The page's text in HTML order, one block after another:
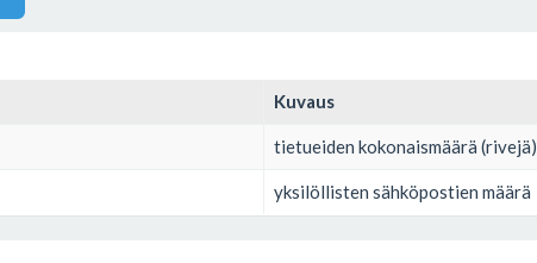
Kuvaus
tietueiden kokonaismäärä (rivejä)
yksilöllisten sähköpostien määrä